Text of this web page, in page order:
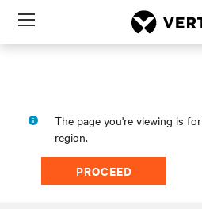
Menu
The page you're viewing is for
region.
PROCEED